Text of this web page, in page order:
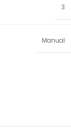
3
Manual